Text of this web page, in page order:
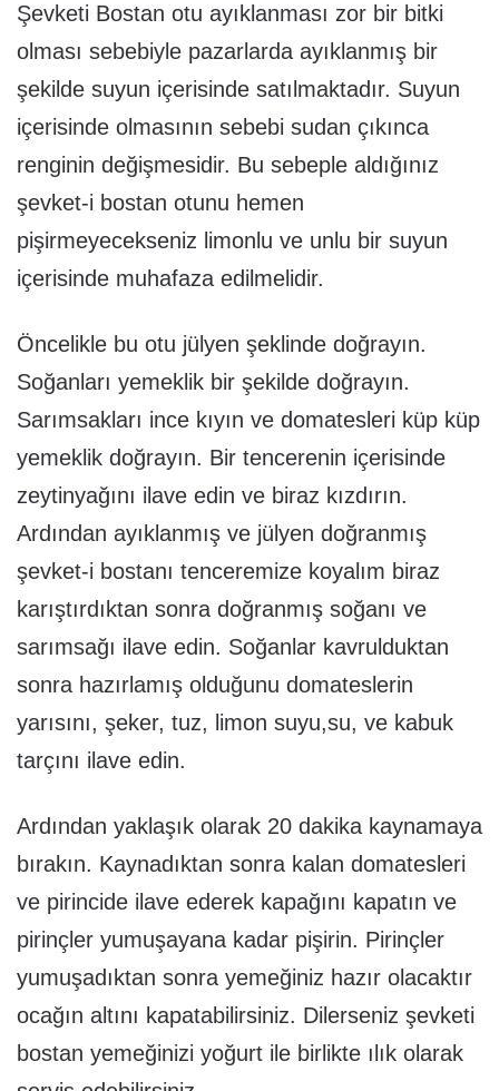
Şevketi Bostan otu ayıklanması zor bir bitki
olması sebebiyle pazarlarda ayıklanmış bir
şekilde suyun içerisinde satılmaktadır. Suyun
içerisinde olmasının sebebi sudan çıkınca
renginin değişmesidir. Bu sebeple aldığınız
şevket-i bostan otunu hemen
pişirmeyecekseniz limonlu ve unlu bir suyun
içerisinde muhafaza edilmelidir.
Öncelikle bu otu jülyen şeklinde doğrayın.
Soğanları yemeklik bir şekilde doğrayın.
Sarımsakları ince kıyın ve domatesleri küp küp
yemeklik doğrayın. Bir tencerenin içerisinde
zeytinyağını ilave edin ve biraz kızdırın.
Ardından ayıklanmış ve jülyen doğranmış
şevket-i bostanı tenceremize koyalım biraz
karıştırdıktan sonra doğranmış soğanı ve
sarımsağı ilave edin. Soğanlar kavrulduktan
sonra hazırlamış olduğunu domateslerin
yarısını, şeker, tuz, limon suyu,su, ve kabuk
tarçını ilave edin.
Ardından yaklaşık olarak 20 dakika kaynamaya
bırakın. Kaynadıktan sonra kalan domatesleri
ve pirincide ilave ederek kapağını kapatın ve
pirinçler yumuşayana kadar pişirin. Pirinçler
yumuşadıktan sonra yemeğiniz hazır olacaktır
ocağın altını kapatabilirsiniz. Dilerseniz şevketi
bostan yemeğinizi yoğurt ile birlikte ılık olarak